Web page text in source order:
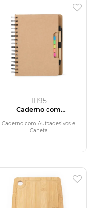
11195
Caderno com
Caderno com Autoadesivos e
Caneta